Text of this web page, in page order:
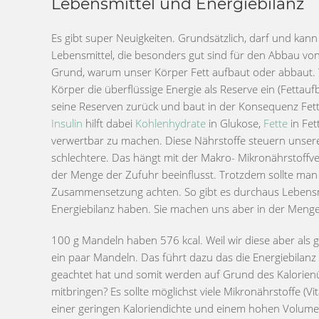
Lebensmittel und Energiebilanz
Es gibt super Neuigkeiten. Grundsätzlich, darf und
Lebensmittel, die besonders gut sind für den Abbau
Grund, warum unser Körper Fett aufbaut oder
Körper die überflüssige Energie als Reserve ein
seine Reserven zurück und baut in der Konsequenz
Insulin hilft dabei Kohlenhydrate in Glukose, Fette in
verwertbar zu machen. Diese Nährstoffe steuern
schlechtere. Das hängt mit der Makro-
der Menge der Zufuhr beeinflusst. Trotzdem sollte
Zusammensetzung achten. So gibt es durchaus
Energiebilanz haben. Sie machen uns aber in der
100 g Mandeln haben 576 kcal. Weil wir diese aber
ein paar Mandeln. Das führt dazu das die
geachtet hat und somit werden auf Grund des
mitbringen? Es sollte möglichst viele Mikronährstoffe
einer geringen Kaloriendichte und einem hohen